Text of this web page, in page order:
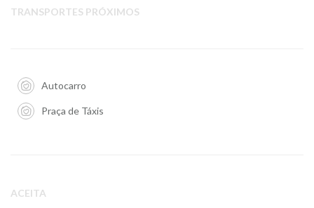
TRANSPORTES PRÓXIMOS
Autocarro
Praça de Táxis
ACEITA